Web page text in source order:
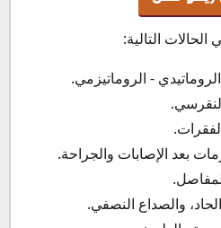
التالية:
- الروماتيزمي.
بعد الإصابات والجراحة.
والصداع النصفي.